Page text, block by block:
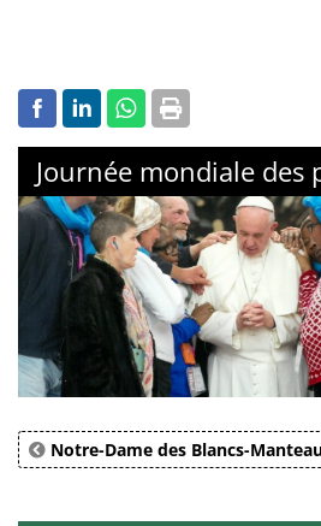
Journée mondiale des
Notre-Dame des Blancs-